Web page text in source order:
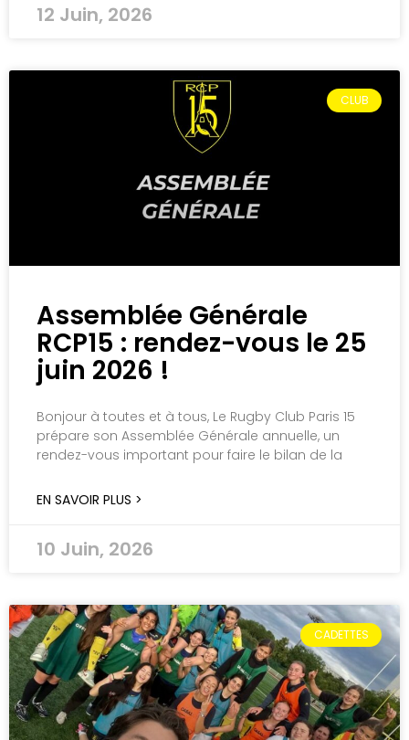
12 Juin, 2026
CLUB
Assemblée Générale
RCP15 : rendez-vous le 25
juin 2026 !
Bonjour à toutes et à tous, Le Rugby Club Paris 15
prépare son Assemblée Générale annuelle, un
rendez-vous important pour faire le bilan de la
EN SAVOIR PLUS >
10 Juin, 2026
CADETTES